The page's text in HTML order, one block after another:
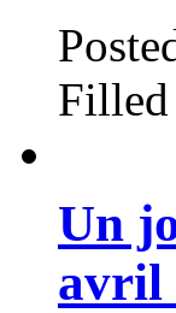
Filled
Un
avril